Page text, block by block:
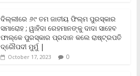
d
l
y
ଦିଲ୍ଲୀରେ ୬୯ ତମ ଜାତୀୟ ଫିଲ୍ମ ପୁରସ୍କାର
ସମାରୋହ ; ୱାହିଦା ରେହମାନଙ୍କୁ ଦାଦା ସାହେବ
ଫାଲ୍‌କେ ପୁରସ୍କାର ପ୍ରଦାନ କଲେ ରାଷ୍ଟ୍ରପତି
ଦ୍ରୌପଦୀ ମୁର୍ମୁ |
October 17, 2023 0